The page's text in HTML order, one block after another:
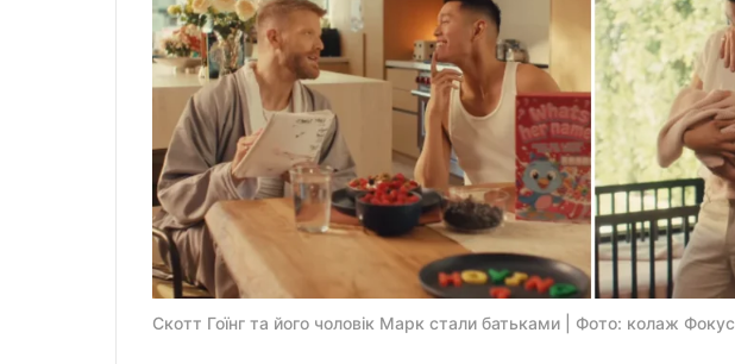
Скотт Гоїнг та його чоловік Марк стали батьками | Фото: колаж Фокус